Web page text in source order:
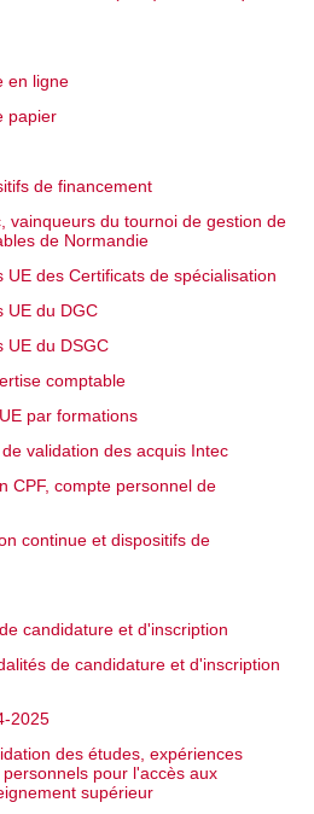
en ligne
papier
de financement
vainqueurs du tournoi de gestion de
de Normandie
UE des Certificats de spécialisation
UE du DGC
UE du DSGC
comptable
par formations
validation des acquis Intec
CPF, compte personnel de
continue et dispositifs de
candidature et d'inscription
de candidature et d'inscription
2025
des études, expériences
pour l'accès aux
supérieur